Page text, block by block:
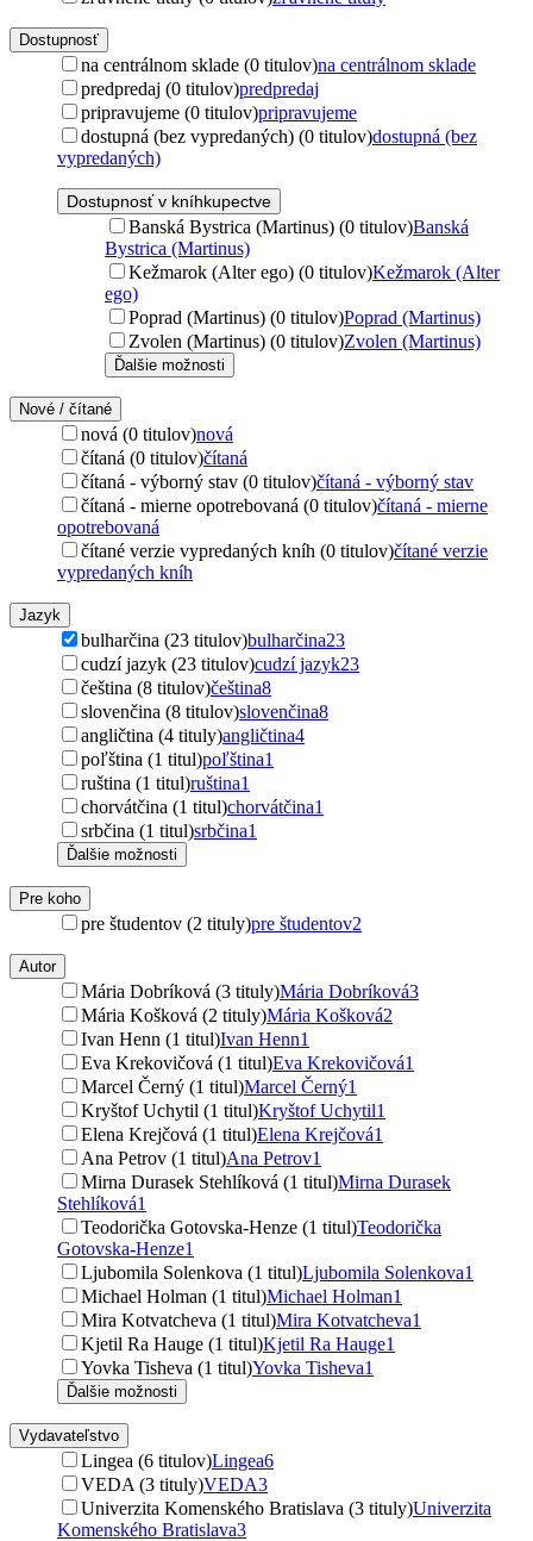
Dostupnosť
na centrálnom sklade (0 titulov)na centrálnom sklade
predpredaj (0 titulov)predpredaj
pripravujeme (0 titulov)pripravujeme
dostupná (bez vypredaných) (0 titulov)dostupná (bez
vypredaných)
Dostupnosť v kníhkupectve
Banská Bystrica (Martinus) (0 titulov)Banská
Bystrica (Martinus)
Kežmarok (Alter ego) (0 titulov)Kežmarok (Alter
ego)
Poprad (Martinus) (0 titulov)Poprad (Martinus)
Zvolen (Martinus) (0 titulov)Zvolen (Martinus)
Ďalšie možnosti
Nové / čítané
nová (0 titulov)nová
čítaná (0 titulov)čítaná
čítaná - výborný stav (0 titulov)čítaná - výborný stav
čítaná - mierne opotrebovaná (0 titulov)čítaná - mierne
opotrebovaná
čítané verzie vypredaných kníh (0 titulov)čítané verzie
vypredaných kníh
Jazyk
bulharčina (23 titulov)bulharčina23
cudzí jazyk (23 titulov)cudzí jazyk23
čeština (8 titulov)čeština8
slovenčina (8 titulov)slovenčina8
angličtina (4 tituly)angličtina4
poľština (1 titul)poľština1
ruština (1 titul)ruština1
chorvátčina (1 titul)chorvátčina1
srbčina (1 titul)srbčina1
Ďalšie možnosti
Pre koho
pre študentov (2 tituly)pre študentov2
Autor
Mária Dobríková (3 tituly)Mária Dobríková3
Mária Košková (2 tituly)Mária Košková2
Ivan Henn (1 titul)Ivan Henn1
Eva Krekovičová (1 titul)Eva Krekovičová1
Marcel Černý (1 titul)Marcel Černý1
Kryštof Uchytil (1 titul)Kryštof Uchytil1
Elena Krejčová (1 titul)Elena Krejčová1
Ana Petrov (1 titul)Ana Petrov1
Mirna Durasek Stehlíková (1 titul)Mirna Durasek
Stehlíková1
Teodorička Gotovska-Henze (1 titul)Teodorička
Gotovska-Henze1
Ljubomila Solenkova (1 titul)Ljubomila Solenkova1
Michael Holman (1 titul)Michael Holman1
Mira Kotvatcheva (1 titul)Mira Kotvatcheva1
Kjetil Ra Hauge (1 titul)Kjetil Ra Hauge1
Yovka Tisheva (1 titul)Yovka Tisheva1
Ďalšie možnosti
Vydavateľstvo
Lingea (6 titulov)Lingea6
VEDA (3 tituly)VEDA3
Univerzita Komenského Bratislava (3 tituly)Univerzita
Komenského Bratislava3